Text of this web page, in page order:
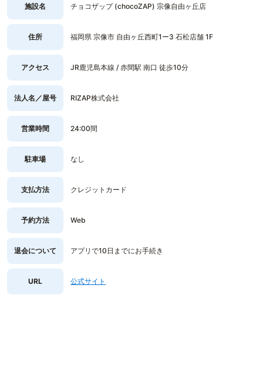
施設名 チョコザップ (chocoZAP) 宗像自由ヶ丘店
住所 福岡県 宗像市 自由ヶ丘西町1ー3 石松店舗 1F
アクセス JR鹿児島本線 / 赤間駅 南口 徒歩10分
法人名／屋号 RIZAP株式会社
営業時間 24:00間
駐車場 なし
支払方法 クレジットカード
予約方法 Web
退会について アプリで10日までにお手続き
URL 公式サイト